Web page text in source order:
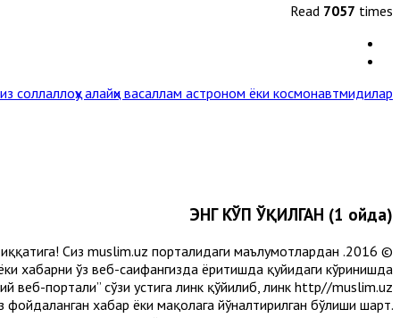
Read 7057 times
соллаллоҳу алайҳи васаллам астроном ёки космонавтмидилар?! »
ЭНГ КЎП ЎҚИЛГАН (1 ойда)
Сиз muslim.uz порталидаги маълумотлардан
хабарни ўз веб-саҳифангизда ёритишда қуйидаги кўринишда
веб-портали” сўзи устига линк қўйилиб, линк http//muslim.uz
фойдаланган хабар ёки мақолага йўналтирилган бўлиши шарт.